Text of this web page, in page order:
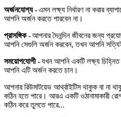
অর্জনযোগ্য -এমন লক্ষ্য নির্ধারণ না করার
আপনি অর্জন করতে পারবেন না।
প্রাসঙ্গিক -আপনার দৈনন্দিন জীবনের জন্য
আপনি সেগুলি অর্জন করবেন, তখন আপনি সত্যিই
সময়োপযোগী -যখন আপনি একটি লক্ষ্য চিহ্নিত
আপনি এটি অর্জন করতে চান।
আপনার রিউমাটয়েড আর্থ্রাইটিস থাকুক বা না
কঠিন হতে পারে। আরএ একটি ওঠানামাকারী
কঠিন করে তুলতে পারে...